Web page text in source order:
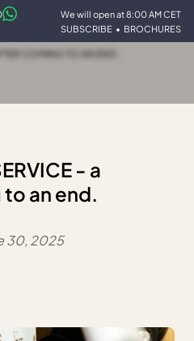
We will open at 8:00 AM CET
SUBSCRIBE • BROCHURES
COMING TO AN END.
- a
an end.
30, 2025